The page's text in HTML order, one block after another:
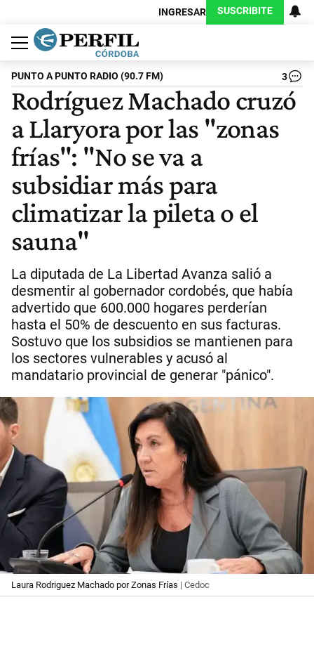
INGRESAR SUSCRIBITE
Política
Economía
Judiciales
Sociedad
Cultura
Espectáculos
Deportes
Protagonistas
PUNTO A PUNTO RADIO (90.7 FM) 3
Rodríguez Machado cruzó
a Llaryora por las "zonas
frías": "No se va a
subsidiar más para
climatizar la pileta o el
sauna"
La diputada de La Libertad Avanza salió a
desmentir al gobernador cordobés, que había
advertido que 600.000 hogares perderían
hasta el 50% de descuento en sus facturas.
Sostuvo que los subsidios se mantienen para
los sectores vulnerables y acusó al
mandatario provincial de generar "pánico".
Laura Rodriguez Machado por Zonas Frías | Cedoc